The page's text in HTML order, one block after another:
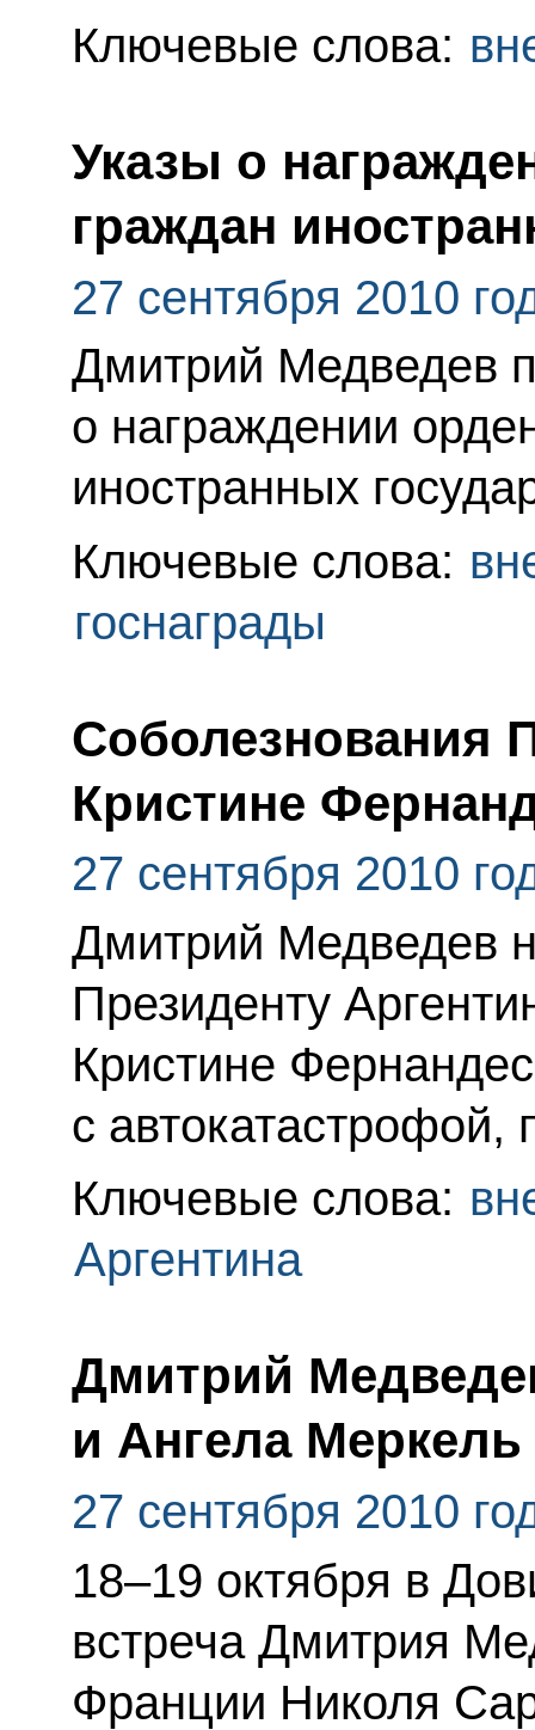
Ключевые слова:
Указы о
граждан
27 сентября 2010
Дмитрий Медведев
о награждении
иностранных
Ключевые слова:
госнаграды
Соболезнования
Кристине
27 сентября 2010
Дмитрий Медведев
Президенту
Кристине
с
Ключевые слова:
Аргентина
Дмитрий
и Ангела
27 сентября 2010
18–19 октября в
встреча Дмитрия
Франции Николя